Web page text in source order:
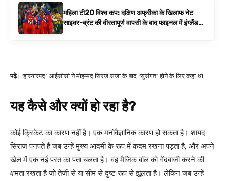
महिला टी20 विश्व कप: दक्षिण अफ्रीका के खिलाफ नेट
साइवर-ब्रंट की वीरतापूर्ण वापसी के बाद फाइनल में इंग्लैंड
पढ़ें| ‘हास्यास्पद’ आईसीसी ने मोहम्मद सिरज सजा के बाद ‘सुसंगत’ होने के लिए कहा था
यह कैसे और क्यों हो रहा है?
कोई क्रिकेट का कारण नहीं है। एक मनोवैज्ञानिक कारण हो सकता है। शायद
सिराज पनपते हैं जब उन्हें मुख्य आदमी के रूप में कदम रखना पड़ता है, और अपने
खेल में एक नई परत का पता चलता है। वह मैजिक बॉल को गेंदबाजी करने की
क्षमता रखता है जो तेजी से या सीम से दुष्ट रूप से झूलता है। लेकिन जब उन्हें